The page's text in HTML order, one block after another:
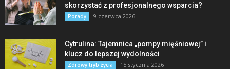
skorzystać z profesjonalnego wsparcia?
Porady 9 czerwca 2026
Cytrulina: Tajemnica „pompy mięśniowej” i
klucz do lepszej wydolności
Zdrowy tryb życia 15 stycznia 2026